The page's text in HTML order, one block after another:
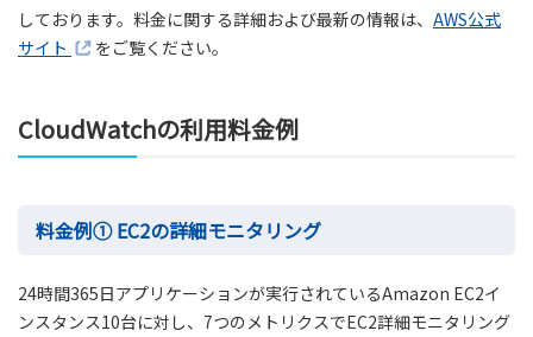
しております。料金に関する詳細および最新の情報は、 AWS公式
サイト
をご覧ください。
CloudWatchの利用料金例
料金例① EC2の詳細モニタリング
24時間365日アプリケーションが実行されているAmazon EC2イ
ンスタンス10台に対し、7つのメトリクスでEC2詳細モニタリング